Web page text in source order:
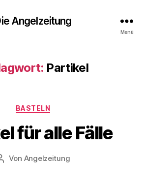
Angelzeitung
Menü
Partikel
Kategorien
BASTELN
für alle Fälle
Von Angelzeitung